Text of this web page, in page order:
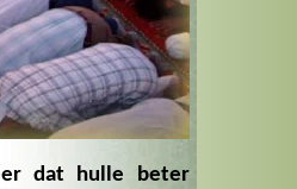
dat hulle beter